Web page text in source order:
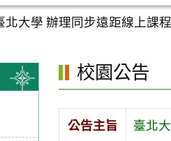
北大學 辦理同步遠距線上課
校園公告
公告主旨 臺北